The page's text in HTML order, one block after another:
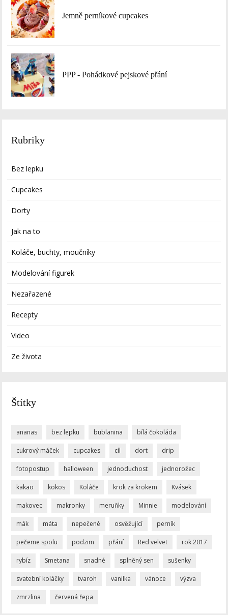
Jemně perníkové cupcakes
PPP - Pohádkové pejskové přání
Rubriky
Bez lepku
Cupcakes
Dorty
Jak na to
Koláče, buchty, moučníky
Modelování figurek
Nezařazené
Recepty
Video
Ze života
Štítky
ananas bez lepku bublanina bílá čokoláda
cukrový máček cupcakes cíl dort drip
fotopostup halloween jednoduchost jednorožec
kakao kokos Koláče krok za krokem Kvásek
makovec makronky meruňky Minnie modelování
mák máta nepečené osvěžující perník
pečeme spolu podzim přání Red velvet rok 2017
rybíz Smetana snadné splněný sen sušenky
svatební koláčky tvaroh vanilka vánoce výzva
zmrzlina červená řepa